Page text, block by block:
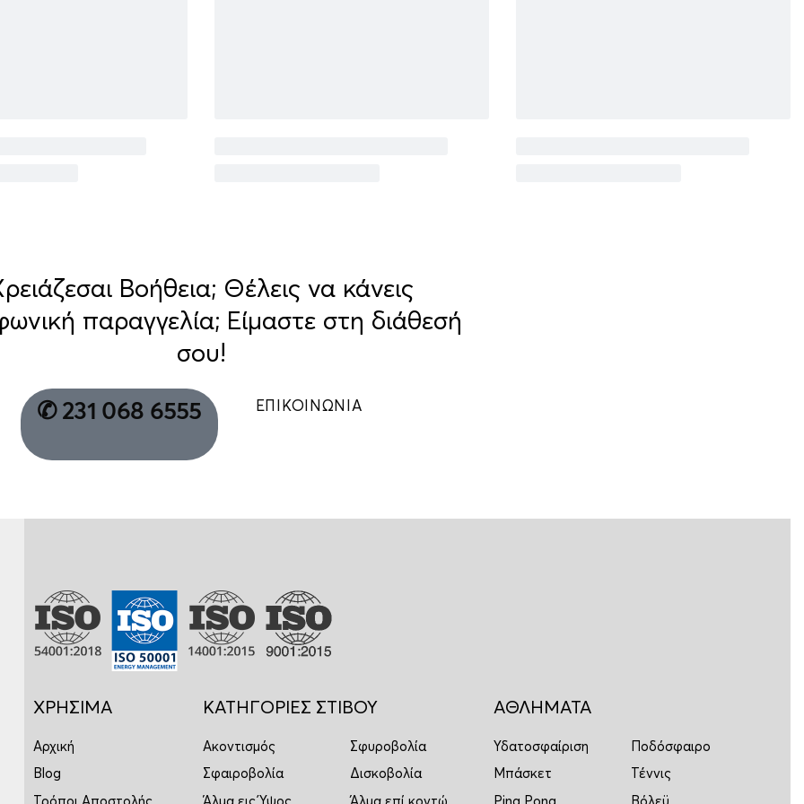
Βοήθεια; Θέλεις να κάνεις
παραγγελία; Είμαστε στη διάθεσή
σου!
✆ 231 068 6555 ΕΠΙΚΟΙΝΩΝΙΑ
ΧΡΗΣΙΜΑ
Αρχική
Blog
Τρόποι Αποστολής
ΚΑΤΗΓΟΡΙΕΣ ΣΤΙΒΟΥ
Ακοντισμός
Σφυροβολία
Σφαιροβολία
Δισκοβολία
Άλμα εις Ύψος
Άλμα επί κοντώ
ΑΘΛΗΜΑΤΑ
Υδατοσφαίριση
Ποδόσφαιρο
Μπάσκετ
Τέννις
Ping Pong
Βόλεϋ